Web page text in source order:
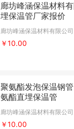
廊坊峰涵保温材料
埋保温管厂家报价
廊坊峰涵保温材料有限公司
￥10.00
聚氨酯发泡保温钢
氨酯直埋保温管
廊坊峰涵保温材料有限公司
￥10.00